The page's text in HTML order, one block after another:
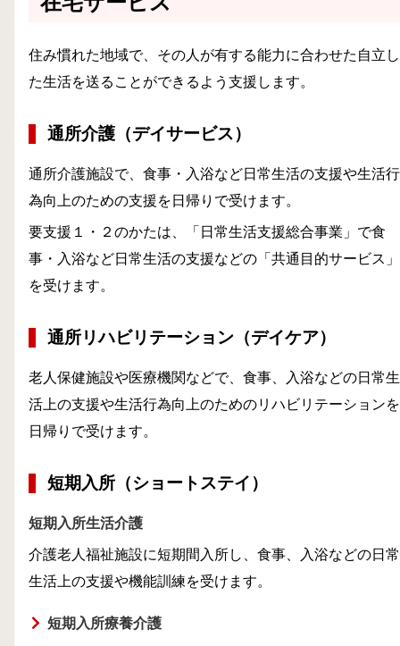
住み慣れた地域で、その人が有する能力に合わせた自立し
た生活を送ることができるよう支援します。
通所介護（デイサービス）
通所介護施設で、食事・入浴など日常生活の支援や生活行
為向上のための支援を日帰りで受けます。
要支援１・２のかたは、「日常生活支援総合事業」で食
事・入浴など日常生活の支援などの「共通目的サービス」
を受けます。
通所リハビリテーション（デイケア）
老人保健施設や医療機関などで、食事、入浴などの日常生
活上の支援や生活行為向上のためのリハビリテーションを
日帰りで受けます。
短期入所（ショートステイ）
短期入所生活介護
介護老人福祉施設に短期間入所し、食事、入浴などの日常
生活上の支援や機能訓練を受けます。
短期入所療養介護